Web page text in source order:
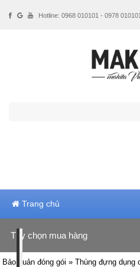
Trang chủ
Tùy chọn mua hàng
Hãng sản xuất
Bảo quản đóng gói » Thùng đựng dụng
Hotline: 0968 010101 - 0978 010101